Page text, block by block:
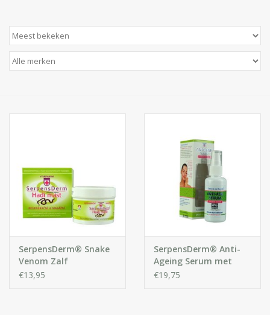
Specialiteiten
Natuurlijke Kruiden
Apotheek
Parfum
Zon
Gift sets
SerpensDerm® Snake
Venom Zalf
€13,95
SerpensDerm® Anti-
Ageing Serum met
Snake Venom
€19,75